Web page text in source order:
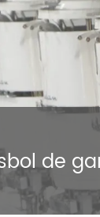
de